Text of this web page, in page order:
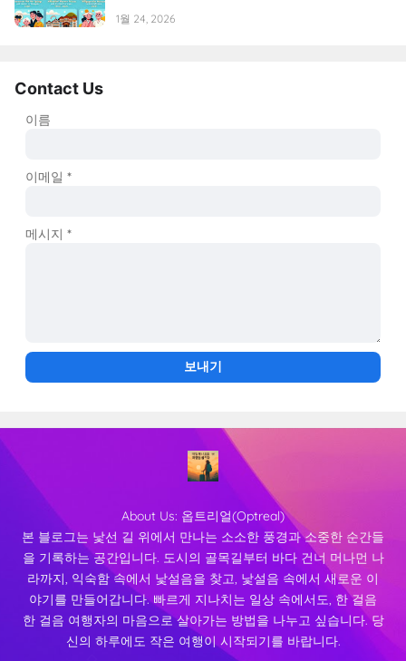
1월 24, 2026
Contact Us
이름
이메일*
메시지*
About Us: 옵트리얼(Optreal)
본 블로그는 낯선 길 위에서 만나는 소소한 풍경과 소중한 순간들
을 기록하는 공간입니다. 도시의 골목길부터 바다 건너 머나먼 나
라까지, 익숙함 속에서 낯설음을 찾고, 낯설음 속에서 새로운 이
야기를 만들어갑니다. 빠르게 지나치는 일상 속에서도, 한 걸음
한 걸음 여행자의 마음으로 살아가는 방법을 나누고 싶습니다. 당
신의 하루에도 작은 여행이 시작되기를 바랍니다.